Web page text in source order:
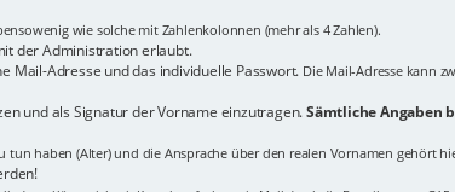
wie solche mit Zahlenkolonnen (mehr als 4 Zahlen).
der Administration erlaubt.
Mail-Adresse und das individuelle Passwort. Die Mail-Adresse kann
und als Signatur der Vorname einzutragen.Sämtliche Angaben
haben (Alter) und die Ansprache über den realen Vornamen gehört